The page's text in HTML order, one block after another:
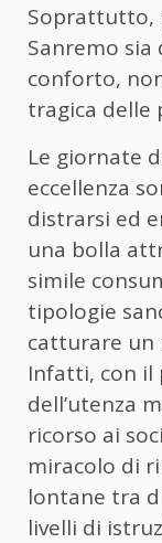
Soprattutto,
Sanremo
conforto,
tragica delle
Le giornate
eccellenza
distrarsi ed
una bolla
simile
tipologie
catturare un
Infatti, con
dell’utenza
ricorso ai
miracolo di
lontane tra
livelli di